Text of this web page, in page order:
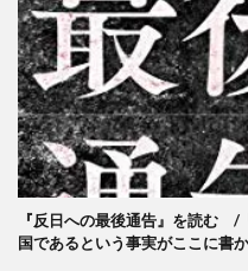
『反日への最後通告』を読む /
国であるという事実がここに書か